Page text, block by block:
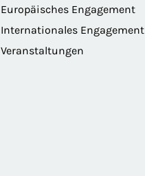
Europäisches Engagement
Internationales Engagement
Veranstaltungen